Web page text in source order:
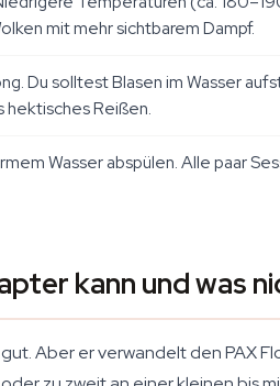
mit mehr sichtbarem Dampf.
Du solltest Blasen im Wasser
hektisches Reißen.
Wasser abspülen. Alle paar
kann und was
Aber er verwandelt den PAX